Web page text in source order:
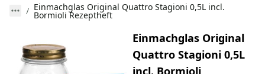
Einmachglas Original Quattro Stagioni 0,5L incl.
Bormioli Rezeptheft
Einmachglas Original
Quattro Stagioni 0,5L
incl. Bormioli